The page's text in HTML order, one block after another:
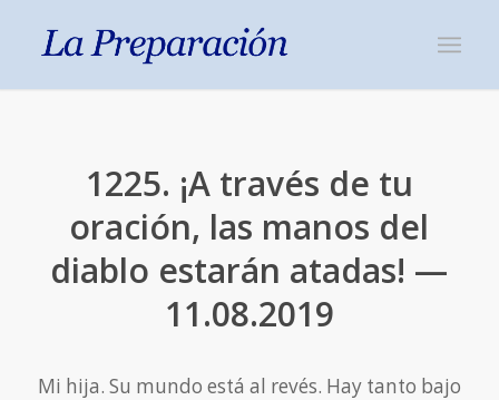
1225. ¡A través de tu
oración, las manos del
diablo estarán atadas! —
11.08.2019
Mi hija. Su mundo está al revés. Hay tanto bajo